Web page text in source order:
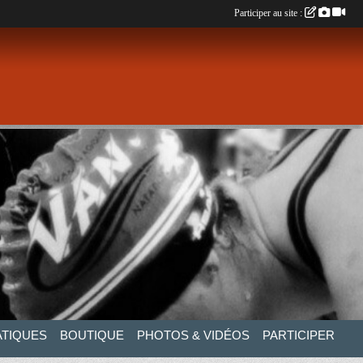
BOUTIQUE PHOTOS & VIDÉOS PARTICIPER
Participer au site :